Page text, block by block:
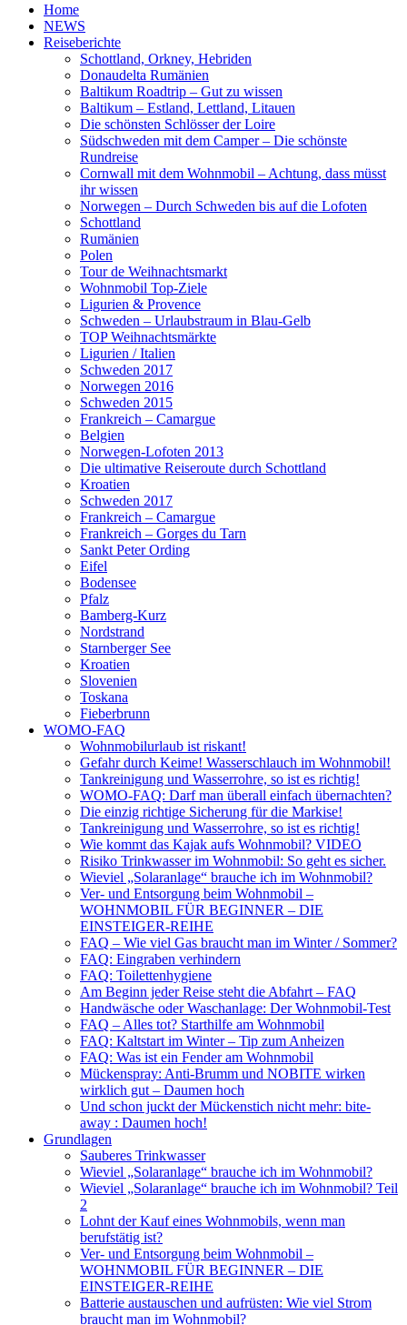
Home
NEWS
Reiseberichte
Schottland, Orkney, Hebriden
Donaudelta Rumänien
Baltikum Roadtrip – Gut zu wissen
Baltikum – Estland, Lettland, Litauen
Die schönsten Schlösser der Loire
Südschweden mit dem Camper – Die schönste
Rundreise
Cornwall mit dem Wohnmobil – Achtung, dass müsst
ihr wissen
Norwegen – Durch Schweden bis auf die Lofoten
Schottland
Rumänien
Polen
Tour de Weihnachtsmarkt
Wohnmobil Top-Ziele
Ligurien & Provence
Schweden – Urlaubstraum in Blau-Gelb
TOP Weihnachtsmärkte
Ligurien / Italien
Schweden 2017
Norwegen 2016
Schweden 2015
Frankreich – Camargue
Belgien
Norwegen-Lofoten 2013
Die ultimative Reiseroute durch Schottland
Kroatien
Schweden 2017
Frankreich – Camargue
Frankreich – Gorges du Tarn
Sankt Peter Ording
Eifel
Bodensee
Pfalz
Bamberg-Kurz
Nordstrand
Starnberger See
Kroatien
Slovenien
Toskana
Fieberbrunn
WOMO-FAQ
Wohnmobilurlaub ist riskant!
Gefahr durch Keime! Wasserschlauch im Wohnmobil!
Tankreinigung und Wasserrohre, so ist es richtig!
WOMO-FAQ: Darf man überall einfach übernachten?
Die einzig richtige Sicherung für die Markise!
Tankreinigung und Wasserrohre, so ist es richtig!
Wie kommt das Kajak aufs Wohnmobil? VIDEO
Risiko Trinkwasser im Wohnmobil: So geht es sicher.
Wieviel „Solaranlage“ brauche ich im Wohnmobil?
Ver- und Entsorgung beim Wohnmobil –
WOHNMOBIL FÜR BEGINNER – DIE
EINSTEIGER-REIHE
FAQ – Wie viel Gas braucht man im Winter / Sommer?
FAQ: Eingraben verhindern
FAQ: Toilettenhygiene
Am Beginn jeder Reise steht die Abfahrt – FAQ
Handwäsche oder Waschanlage: Der Wohnmobil-Test
FAQ – Alles tot? Starthilfe am Wohnmobil
FAQ: Kaltstart im Winter – Tip zum Anheizen
FAQ: Was ist ein Fender am Wohnmobil
Mückenspray: Anti-Brumm und NOBITE wirken
wirklich gut – Daumen hoch
Und schon juckt der Mückenstich nicht mehr: bite-
away : Daumen hoch!
Grundlagen
Sauberes Trinkwasser
Wieviel „Solaranlage“ brauche ich im Wohnmobil?
Wieviel „Solaranlage“ brauche ich im Wohnmobil? Teil
2
Lohnt der Kauf eines Wohnmobils, wenn man
berufstätig ist?
Ver- und Entsorgung beim Wohnmobil –
WOHNMOBIL FÜR BEGINNER – DIE
EINSTEIGER-REIHE
Batterie austauschen und aufrüsten: Wie viel Strom
braucht man im Wohnmobil?